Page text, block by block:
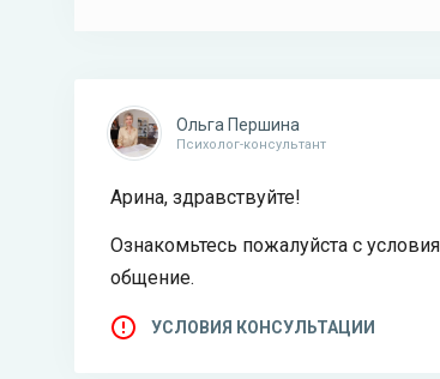
Ольга Першина
Психолог-консультант
Арина, здравствуйте!
Ознакомьтесь пожалуйста с
общение.
УСЛОВИЯ КОНСУЛЬТАЦИИ